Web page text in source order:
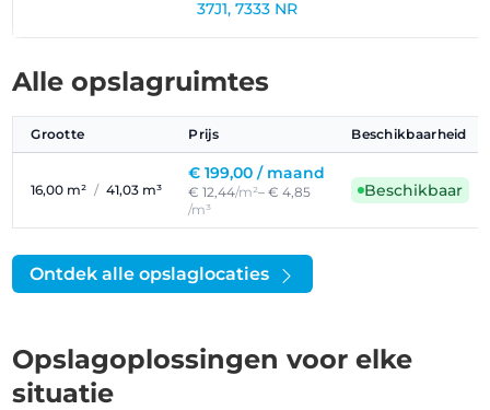
37J1, 7333 NR
Alle opslagruimtes
Grootte Prijs Beschikbaarheid
16,00 m² / 41,03 m³
€ 199,00 / maand
€ 12,44/m²– € 4,85
/m³
Beschikbaar
Ontdek alle opslaglocaties
Opslagoplossingen voor elke
situatie